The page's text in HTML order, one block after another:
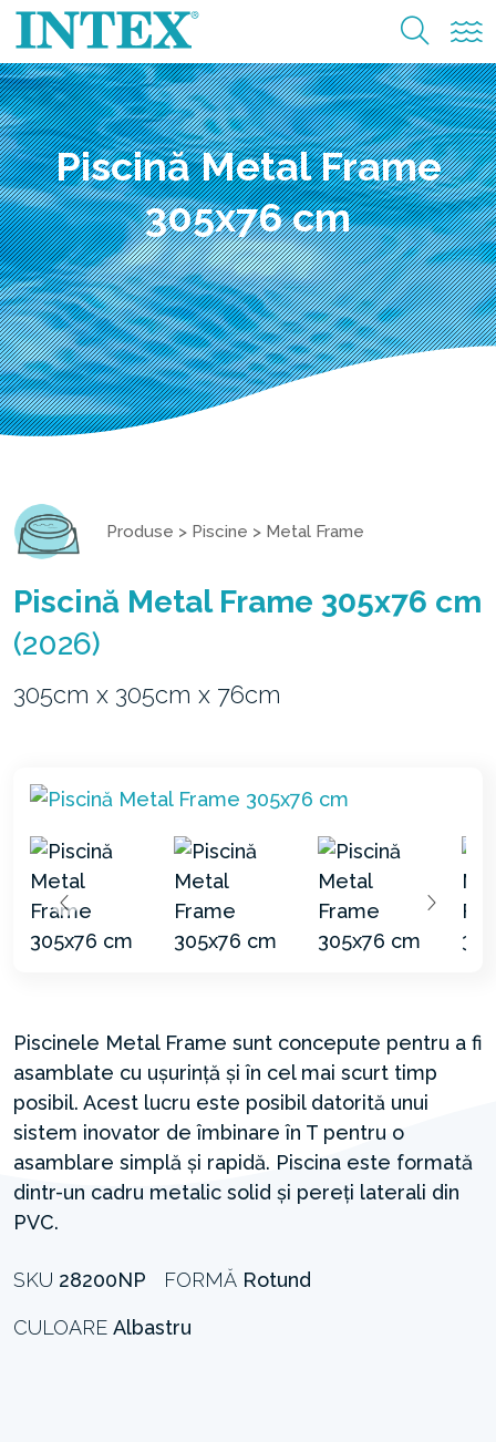
Piscină Metal Frame
305x76 cm
Produse > Piscine > Metal Frame
Piscină Metal Frame 305x76 cm
(2026)
305cm x 305cm x 76cm
Piscinele Metal Frame sunt concepute pentru a fi
asamblate cu ușurință și în cel mai scurt timp
posibil. Acest lucru este posibil datorită unui
sistem inovator de îmbinare în T pentru o
asamblare simplă și rapidă. Piscina este formată
dintr-un cadru metalic solid și pereți laterali din
PVC.
SKU 28200NP FORMĂ Rotund
CULOARE Albastru